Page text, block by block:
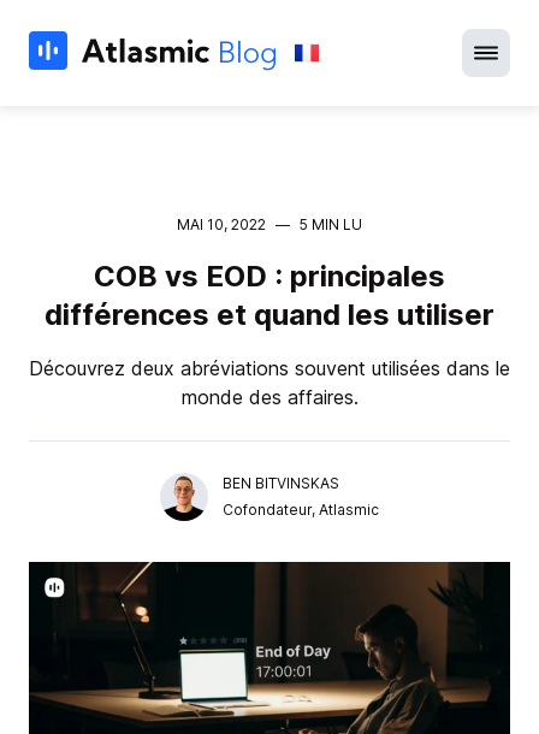
MAI 10, 2022 — 5 MIN LU
COB vs EOD : principales
différences et quand les utiliser
Découvrez deux abréviations souvent utilisées dans le
monde des affaires.
BEN BITVINSKAS
Cofondateur, Atlasmic